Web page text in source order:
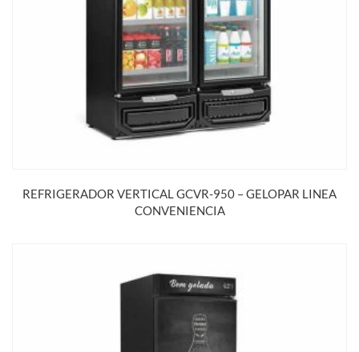
REFRIGERADOR VERTICAL GCVR-950 – GELOPAR LINEA
CONVENIENCIA